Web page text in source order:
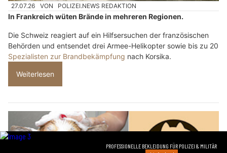
27.07.26 VON POLIZEI.NEWS REDAKTION
In Frankreich wüten Brände in mehreren Regionen.
Die Schweiz reagiert auf ein Hilfsersuchen der französischen
Behörden und entsendet drei Armee-Helikopter sowie bis zu 20
Spezialisten zur Brandbekämpfung nach Korsika.
Weiterlesen